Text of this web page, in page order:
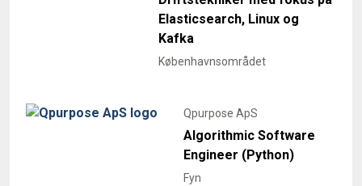
Elasticsearch, Linux og
Kafka
Københavnsområdet
Qpurpose ApS
Algorithmic Software
Engineer (Python)
Fyn